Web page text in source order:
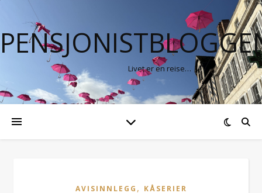
Livet er en reise…
AVISINNLEGG , KÅSERIER